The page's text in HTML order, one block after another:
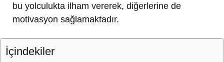
bu yolculukta ilham vererek, diğerlerine de
motivasyon sağlamaktadır.
İçindekiler